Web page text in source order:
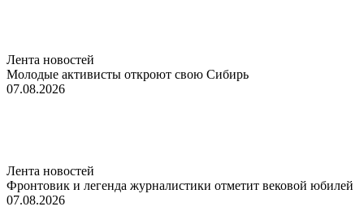
Лента новостей
Молодые активисты откроют свою Сибирь
07.08.2026
Лента новостей
Фронтовик и легенда журналистики отметит вековой юбилей
07.08.2026